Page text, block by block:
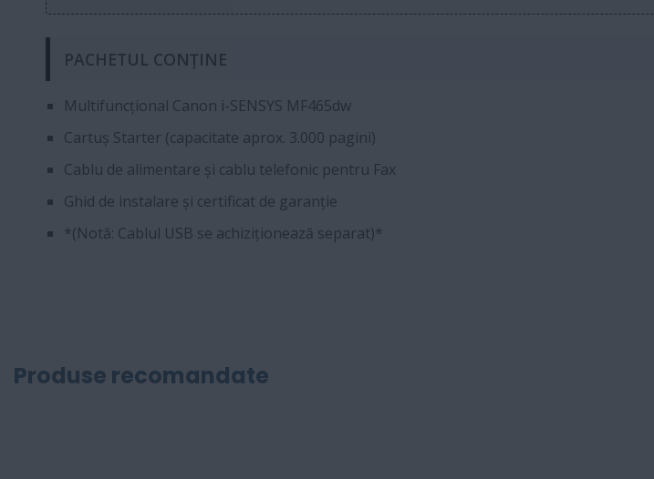
PACHETUL CONȚINE
Multifuncțional Canon i-SENSYS MF465dw
Cartuș Starter (capacitate aprox. 3.000 pagini)
Cablu de alimentare și cablu telefonic pentru Fax
Ghid de instalare și certificat de garanție
*(Notă: Cablul USB se achiziționează separat)*
Produse recomandate